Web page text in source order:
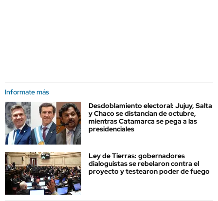
Informate más
Desdoblamiento electoral: Jujuy, Salta
y Chaco se distancian de octubre,
mientras Catamarca se pega a las
presidenciales
Ley de Tierras: gobernadores
dialoguistas se rebelaron contra el
proyecto y testearon poder de fuego